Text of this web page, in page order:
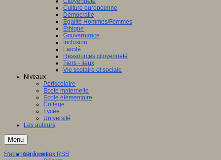
Culture européenne
Démocratie
Egalité Hommes/Femmes
Ethique
Gouvernance
Inclusion
Laïcité
Ressources citoyenneté
Tiers - lieux
Vie scolaire et sociale
Niveaux
Périscolaire
Ecole maternelle
Ecole élémentaire
Collège
Lycée
Université
Les auteurs
Menu
S'informer
S'abonner à ce flux RSS